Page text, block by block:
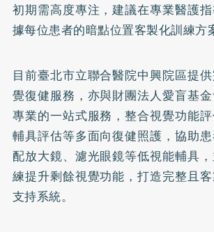
初期需高度專注，建議在專業醫護
據每位患者的暗點位置客製化訓練方
目前臺北市立聯合醫院中興院區提
覺復健服務，亦與財團法人愛盲基
專業的一站式服務，整合視覺功能
輔具評估等多面向復健照護，協助
配放大鏡、濾光眼鏡等低視能輔具
練提升剩餘視覺功能，打造完整且
支持系統。